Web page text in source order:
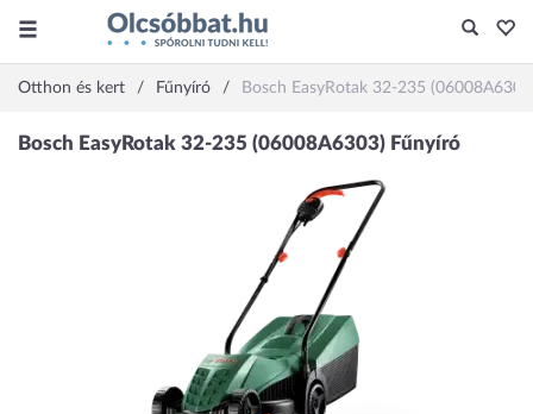
Otthon és kert Fűnyíró Bosch EasyRotak 32-235